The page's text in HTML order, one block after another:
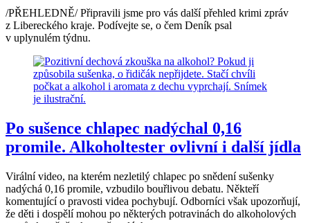
/PŘEHLEDNĚ/ Připravili jsme pro vás další přehled krimi zpráv
z Libereckého kraje. Podívejte se, o čem Deník psal
v uplynulém týdnu.
Po sušence chlapec nadýchal 0,16
promile. Alkoholtester ovlivní i další jídla
Virální video, na kterém nezletilý chlapec po snědení sušenky
nadýchá 0,16 promile, vzbudilo bouřlivou debatu. Někteří
komentující o pravosti videa pochybují. Odborníci však upozorňují,
že děti i dospělí mohou po některých potravinách do alkoholových